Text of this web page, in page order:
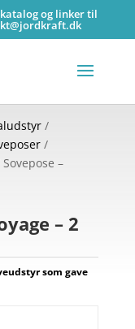
og linker til
/
/
–
– 2
som gave